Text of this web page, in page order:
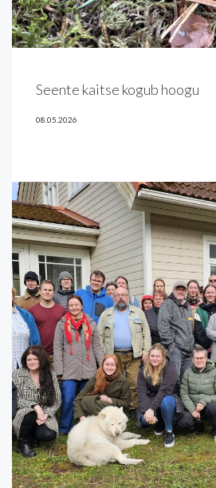
Seente kaitse kogub hoogu
08.05.2026